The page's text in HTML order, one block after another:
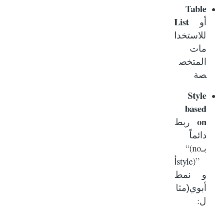
Table
أو List
للاستخدا
مات
المتخص
صة
Style
based
on
ربط
دائماً
“(no
style)”أ
و نمط
أبوي(مثا